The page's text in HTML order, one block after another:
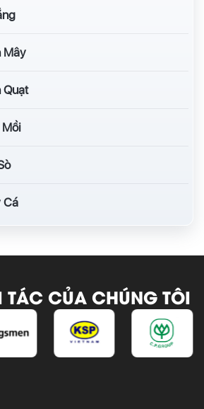
Mây
Quạt
Cá
CỦA CHÚNG TÔI